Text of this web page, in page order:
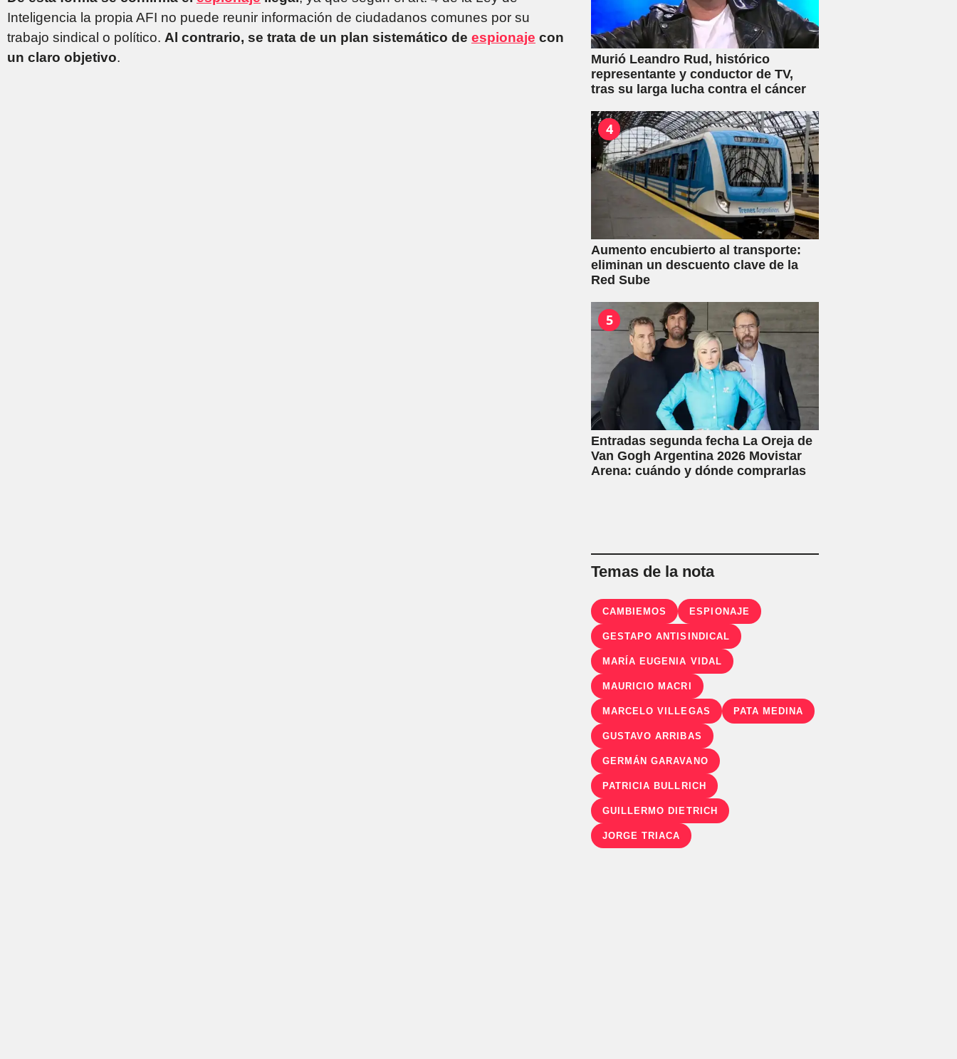
Inteligencia la propia AFI no puede reunir información de ciudadanos comunes por su
trabajo sindical o político. Al contrario, se trata de un plan sistemático de espionaje con
un claro objetivo.
Murió Leandro Rud, histórico
representante y conductor de TV,
tras su larga lucha contra el cáncer
4
Aumento encubierto al transporte:
eliminan un descuento clave de la
Red Sube
5
Entradas segunda fecha La Oreja de
Van Gogh Argentina 2026 Movistar
Arena: cuándo y dónde comprarlas
Temas de la nota
CAMBIEMOS ESPIONAJE
GESTAPO ANTISINDICAL
MARÍA EUGENIA VIDAL
MAURICIO MACRI
MARCELO VILLEGAS PATA MEDINA
GUSTAVO ARRIBAS
GERMÁN GARAVANO
PATRICIA BULLRICH
GUILLERMO DIETRICH
JORGE TRIACA